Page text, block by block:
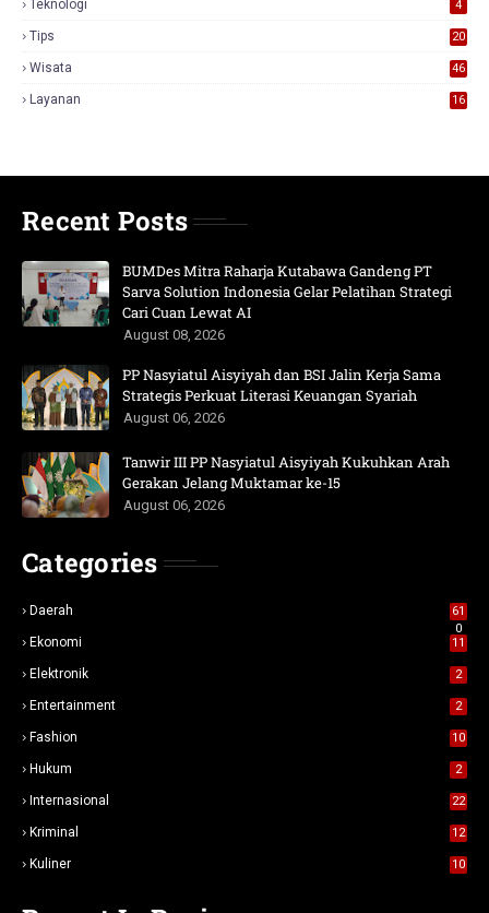
Teknologi 4
Tips 20
Wisata 46
Layanan 16
Recent Posts
BUMDes Mitra Raharja Kutabawa Gandeng PT
Sarva Solution Indonesia Gelar Pelatihan Strategi
Cari Cuan Lewat AI
August 08, 2026
PP Nasyiatul Aisyiyah dan BSI Jalin Kerja Sama
Strategis Perkuat Literasi Keuangan Syariah
August 06, 2026
Tanwir III PP Nasyiatul Aisyiyah Kukuhkan Arah
Gerakan Jelang Muktamar ke-15
August 06, 2026
Categories
Daerah
61
0
Ekonomi 11
Elektronik 2
Entertainment 2
Fashion 10
Hukum 2
Internasional 22
Kriminal 12
Kuliner 10